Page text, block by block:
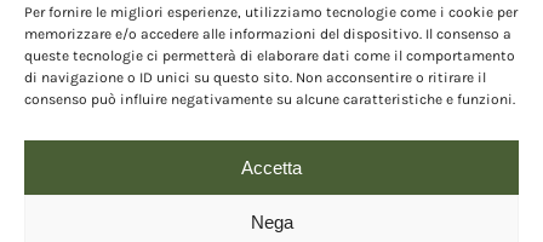
Per fornire le migliori esperienze, utilizziamo tecnologie come i cookie per
memorizzare e/o accedere alle informazioni del dispositivo. Il consenso a
queste tecnologie ci permetterà di elaborare dati come il comportamento
di navigazione o ID unici su questo sito. Non acconsentire o ritirare il
consenso può influire negativamente su alcune caratteristiche e funzioni.
Accetta
Nega
Marchi DOP IGP
Normativa prodotti DOP IGP
Consorzi di Tutela
Farm To Fork e prodotti DOP IGP